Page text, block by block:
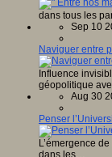
dans tous les
Sep 10
Naviguer entre
Influence
géopolitique
Aug 30
Penser
L’émergence
dans les…